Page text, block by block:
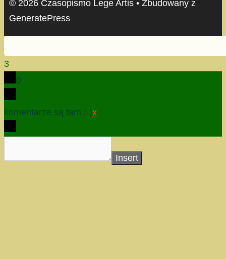
© 2026 Czasopismo Lege Artis • Zbudowany z
GeneratePress
3
0
komentarze są tam :-)x
Insert